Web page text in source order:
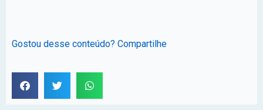
Gostou desse conteúdo? Compartilhe